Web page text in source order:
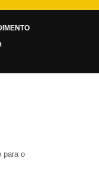
para o